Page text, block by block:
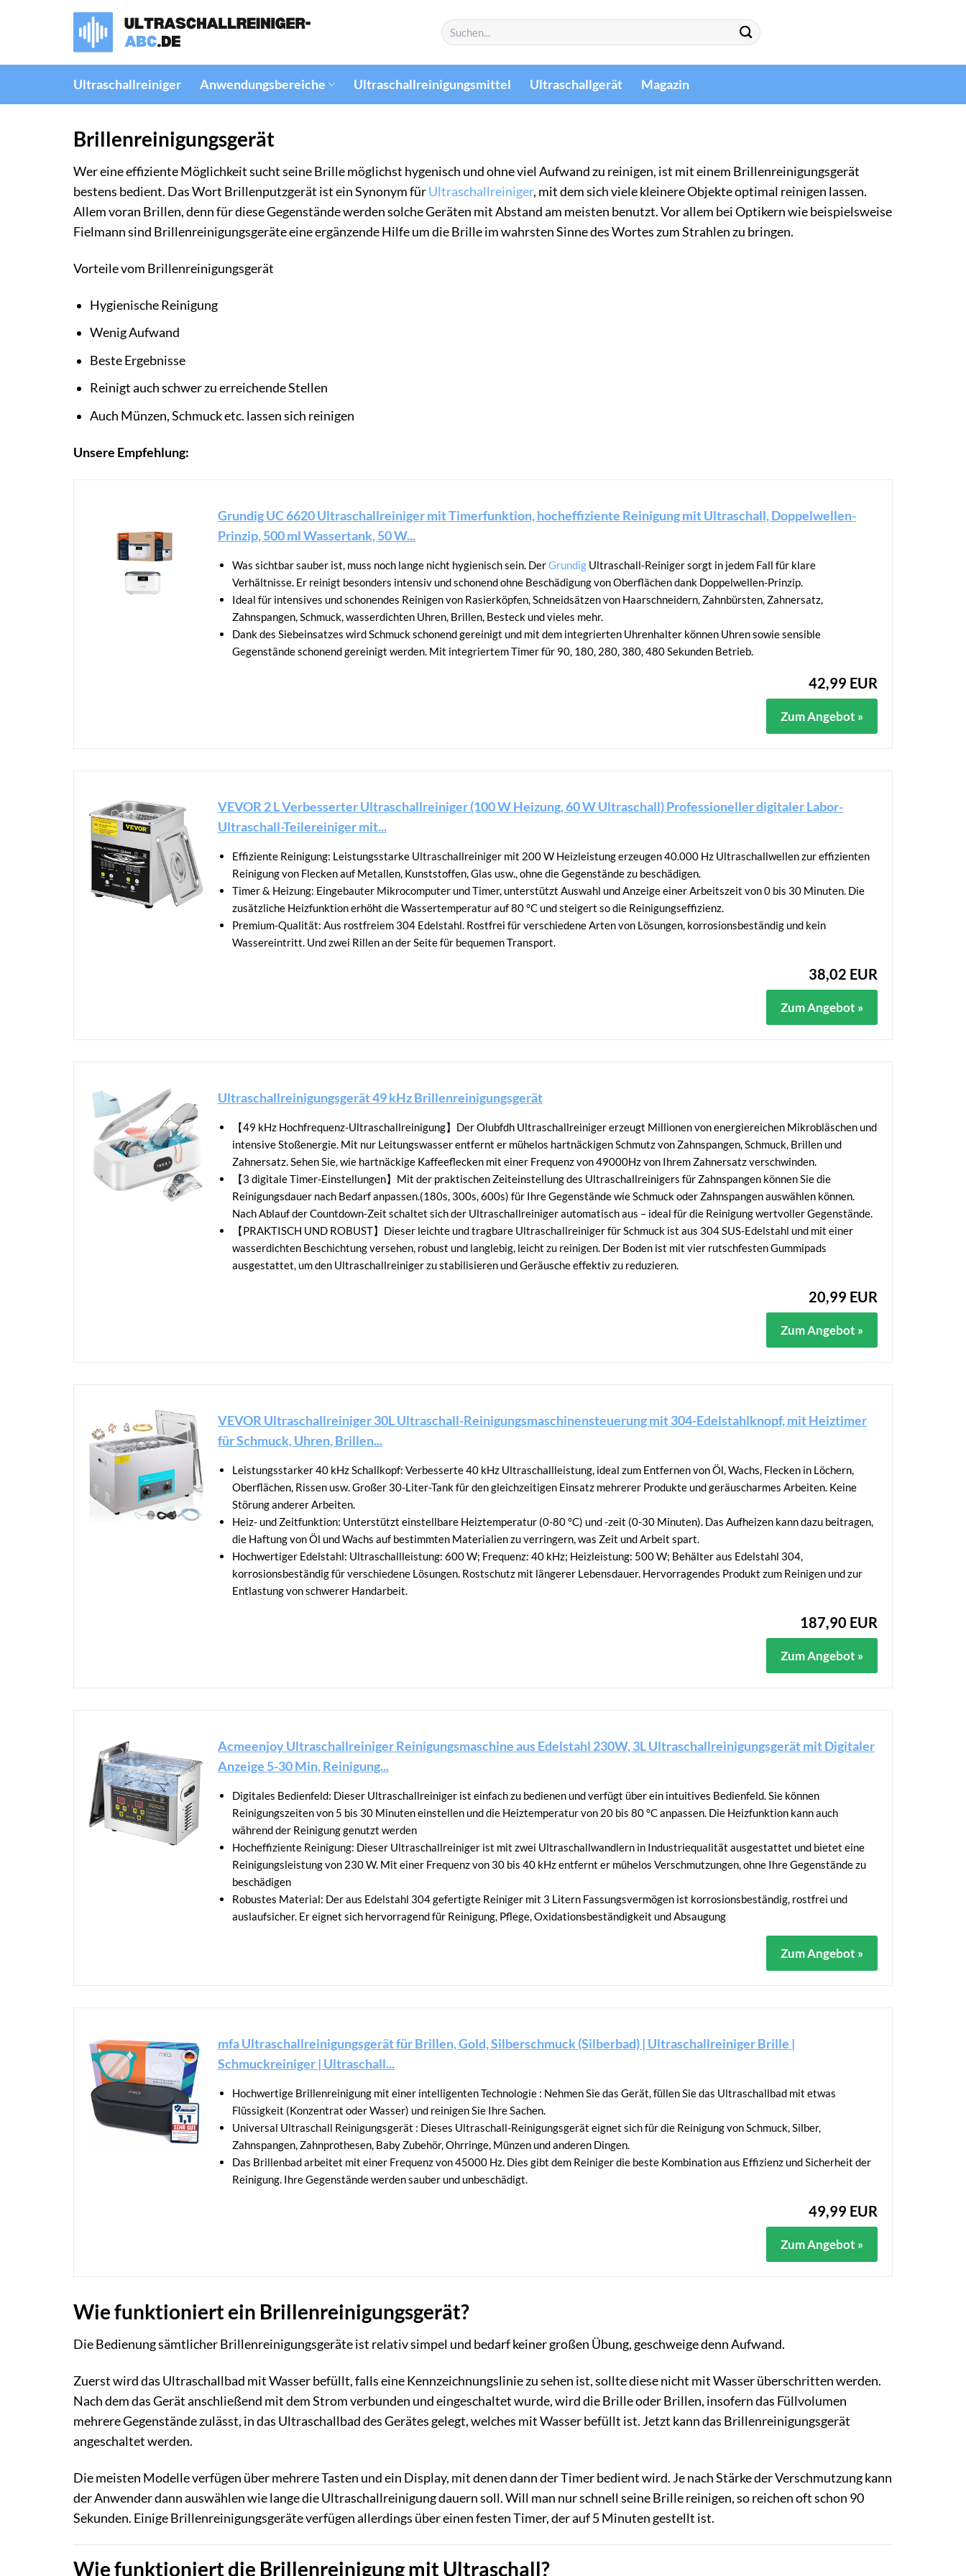
Suchen
nach:
Ultraschallreiniger Anwendungsbereiche Ultraschallreinigungsmittel Ultraschallgerät Magazin
Brillenreinigungsgerät
Wer eine effiziente Möglichkeit sucht seine Brille möglichst hygenisch und ohne viel Aufwand zu reinigen, ist mit einem Brillenreinigungsgerät
bestens bedient. Das Wort Brillenputzgerät ist ein Synonym fürUltraschallreiniger, mit dem sich viele kleinere Objekte optimal reinigen lassen.
Allem voran Brillen, denn für diese Gegenstände werden solche Geräten mit Abstand am meisten benutzt. Vor allem bei Optikern wie beispielsweise
Fielmann sind Brillenreinigungsgeräte eine ergänzende Hilfe um die Brille im wahrsten Sinne des Wortes zum Strahlen zu bringen.
Vorteile vom Brillenreinigungsgerät
Hygienische Reinigung
Wenig Aufwand
Beste Ergebnisse
Reinigt auch schwer zu erreichende Stellen
Auch Münzen, Schmuck etc. lassen sich reinigen
Unsere Empfehlung:
Grundig UC 6620 Ultraschallreiniger mit Timerfunktion, hocheffiziente Reinigung mit Ultraschall, Doppelwellen-
Prinzip, 500 ml Wassertank, 50 W...
Was sichtbar sauber ist, muss noch lange nicht hygienisch sein. DerGrundig Ultraschall-Reiniger sorgt in jedem Fall für klare
Verhältnisse. Er reinigt besonders intensiv und schonend ohne Beschädigung von Oberflächen dank Doppelwellen-Prinzip.
Ideal für intensives und schonendes Reinigen von Rasierköpfen, Schneidsätzen von Haarschneidern, Zahnbürsten, Zahnersatz,
Zahnspangen, Schmuck, wasserdichten Uhren, Brillen, Besteck und vieles mehr.
Dank des Siebeinsatzes wird Schmuck schonend gereinigt und mit dem integrierten Uhrenhalter können Uhren sowie sensible
Gegenstände schonend gereinigt werden. Mit integriertem Timer für 90, 180, 280, 380, 480 Sekunden Betrieb.
42,99 EUR
Zum Angebot »
VEVOR 2 L Verbesserter Ultraschallreiniger (100 W Heizung, 60 W Ultraschall) Professioneller digitaler Labor-
Ultraschall-Teilereiniger mit...
Effiziente Reinigung: Leistungsstarke Ultraschallreiniger mit 200 W Heizleistung erzeugen 40.000 Hz Ultraschallwellen zur effizienten
Reinigung von Flecken auf Metallen, Kunststoffen, Glas usw., ohne die Gegenstände zu beschädigen.
Timer & Heizung: Eingebauter Mikrocomputer und Timer, unterstützt Auswahl und Anzeige einer Arbeitszeit von 0 bis 30 Minuten. Die
zusätzliche Heizfunktion erhöht die Wassertemperatur auf 80 °C und steigert so die Reinigungseffizienz.
Premium-Qualität: Aus rostfreiem 304 Edelstahl. Rostfrei für verschiedene Arten von Lösungen, korrosionsbeständig und kein
Wassereintritt. Und zwei Rillen an der Seite für bequemen Transport.
38,02 EUR
Zum Angebot »
Ultraschallreinigungsgerät 49 kHz Brillenreinigungsgerät
【49 kHz Hochfrequenz-Ultraschallreinigung】Der Olubfdh Ultraschallreiniger erzeugt Millionen von energiereichen Mikrobläschen und
intensive Stoßenergie. Mit nur Leitungswasser entfernt er mühelos hartnäckigen Schmutz von Zahnspangen, Schmuck, Brillen und
Zahnersatz. Sehen Sie, wie hartnäckige Kaffeeflecken mit einer Frequenz von 49000Hz von Ihrem Zahnersatz verschwinden.
【3 digitale Timer-Einstellungen】Mit der praktischen Zeiteinstellung des Ultraschallreinigers für Zahnspangen können Sie die
Reinigungsdauer nach Bedarf anpassen.(180s, 300s, 600s) für Ihre Gegenstände wie Schmuck oder Zahnspangen auswählen können.
Nach Ablauf der Countdown-Zeit schaltet sich der Ultraschallreiniger automatisch aus – ideal für die Reinigung wertvoller Gegenstände.
【PRAKTISCH UND ROBUST】Dieser leichte und tragbare Ultraschallreiniger für Schmuck ist aus 304 SUS-Edelstahl und mit einer
wasserdichten Beschichtung versehen, robust und langlebig, leicht zu reinigen. Der Boden ist mit vier rutschfesten Gummipads
ausgestattet, um den Ultraschallreiniger zu stabilisieren und Geräusche effektiv zu reduzieren.
20,99 EUR
Zum Angebot »
VEVOR Ultraschallreiniger 30L Ultraschall-Reinigungsmaschinensteuerung mit 304-Edelstahlknopf, mit Heiztimer
für Schmuck, Uhren, Brillen...
Leistungsstarker 40 kHz Schallkopf: Verbesserte 40 kHz Ultraschallleistung, ideal zum Entfernen von Öl, Wachs, Flecken in Löchern,
Oberflächen, Rissen usw. Großer 30-Liter-Tank für den gleichzeitigen Einsatz mehrerer Produkte und geräuscharmes Arbeiten. Keine
Störung anderer Arbeiten.
Heiz- und Zeitfunktion: Unterstützt einstellbare Heiztemperatur (0-80 °C) und -zeit (0-30 Minuten). Das Aufheizen kann dazu beitragen,
die Haftung von Öl und Wachs auf bestimmten Materialien zu verringern, was Zeit und Arbeit spart.
Hochwertiger Edelstahl: Ultraschallleistung: 600 W; Frequenz: 40 kHz; Heizleistung: 500 W; Behälter aus Edelstahl 304,
korrosionsbeständig für verschiedene Lösungen. Rostschutz mit längerer Lebensdauer. Hervorragendes Produkt zum Reinigen und zur
Entlastung von schwerer Handarbeit.
187,90 EUR
Zum Angebot »
Acmeenjoy Ultraschallreiniger Reinigungsmaschine aus Edelstahl 230W, 3L Ultraschallreinigungsgerät mit Digitaler
Anzeige 5-30 Min, Reinigung...
Digitales Bedienfeld: Dieser Ultraschallreiniger ist einfach zu bedienen und verfügt über ein intuitives Bedienfeld. Sie können
Reinigungszeiten von 5 bis 30 Minuten einstellen und die Heiztemperatur von 20 bis 80 °C anpassen. Die Heizfunktion kann auch
während der Reinigung genutzt werden
Hocheffiziente Reinigung: Dieser Ultraschallreiniger ist mit zwei Ultraschallwandlern in Industriequalität ausgestattet und bietet eine
Reinigungsleistung von 230 W. Mit einer Frequenz von 30 bis 40 kHz entfernt er mühelos Verschmutzungen, ohne Ihre Gegenstände zu
beschädigen
Robustes Material: Der aus Edelstahl 304 gefertigte Reiniger mit 3 Litern Fassungsvermögen ist korrosionsbeständig, rostfrei und
auslaufsicher. Er eignet sich hervorragend für Reinigung, Pflege, Oxidationsbeständigkeit und Absaugung
Zum Angebot »
mfa Ultraschallreinigungsgerät für Brillen, Gold, Silberschmuck (Silberbad) | Ultraschallreiniger Brille |
Schmuckreiniger | Ultraschall...
Hochwertige Brillenreinigung mit einer intelligenten Technologie : Nehmen Sie das Gerät, füllen Sie das Ultraschallbad mit etwas
Flüssigkeit (Konzentrat oder Wasser) und reinigen Sie Ihre Sachen.
Universal Ultraschall Reinigungsgerät : Dieses Ultraschall-Reinigungsgerät eignet sich für die Reinigung von Schmuck, Silber,
Zahnspangen, Zahnprothesen, Baby Zubehör, Ohrringe, Münzen und anderen Dingen.
Das Brillenbad arbeitet mit einer Frequenz von 45000 Hz. Dies gibt dem Reiniger die beste Kombination aus Effizienz und Sicherheit der
Reinigung. Ihre Gegenstände werden sauber und unbeschädigt.
49,99 EUR
Zum Angebot »
Wie funktioniert ein Brillenreinigungsgerät?
Die Bedienung sämtlicher Brillenreinigungsgeräte ist relativ simpel und bedarf keiner großen Übung, geschweige denn Aufwand.
Zuerst wird das Ultraschallbad mit Wasser befüllt, falls eine Kennzeichnungslinie zu sehen ist, sollte diese nicht mit Wasser überschritten werden.
Nach dem das Gerät anschließend mit dem Strom verbunden und eingeschaltet wurde, wird die Brille oder Brillen, insofern das Füllvolumen
mehrere Gegenstände zulässt, in das Ultraschallbad des Gerätes gelegt, welches mit Wasser befüllt ist. Jetzt kann das Brillenreinigungsgerät
angeschaltet werden.
Die meisten Modelle verfügen über mehrere Tasten und ein Display, mit denen dann der Timer bedient wird. Je nach Stärke der Verschmutzung kann
der Anwender dann auswählen wie lange die Ultraschallreinigung dauern soll. Will man nur schnell seine Brille reinigen, so reichen oft schon 90
Sekunden. Einige Brillenreinigungsgeräte verfügen allerdings über einen festen Timer, der auf 5 Minuten gestellt ist.
Wie funktioniert die Brillenreinigung mit Ultraschall?